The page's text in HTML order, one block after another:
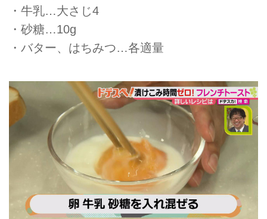
・牛乳…大さじ4
・砂糖…10g
・バター、はちみつ…各適量